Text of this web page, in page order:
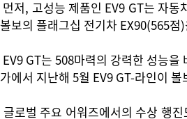
먼저, 고성능 제품인 EV9 GT는 자동
볼보의 플래그십 전기차 EX90(565점
EV9 GT는 508마력의 강력한 성능
가에서 지난해 5월 EV9 GT-라인이
글로벌 주요 어워즈에서의 수상 행